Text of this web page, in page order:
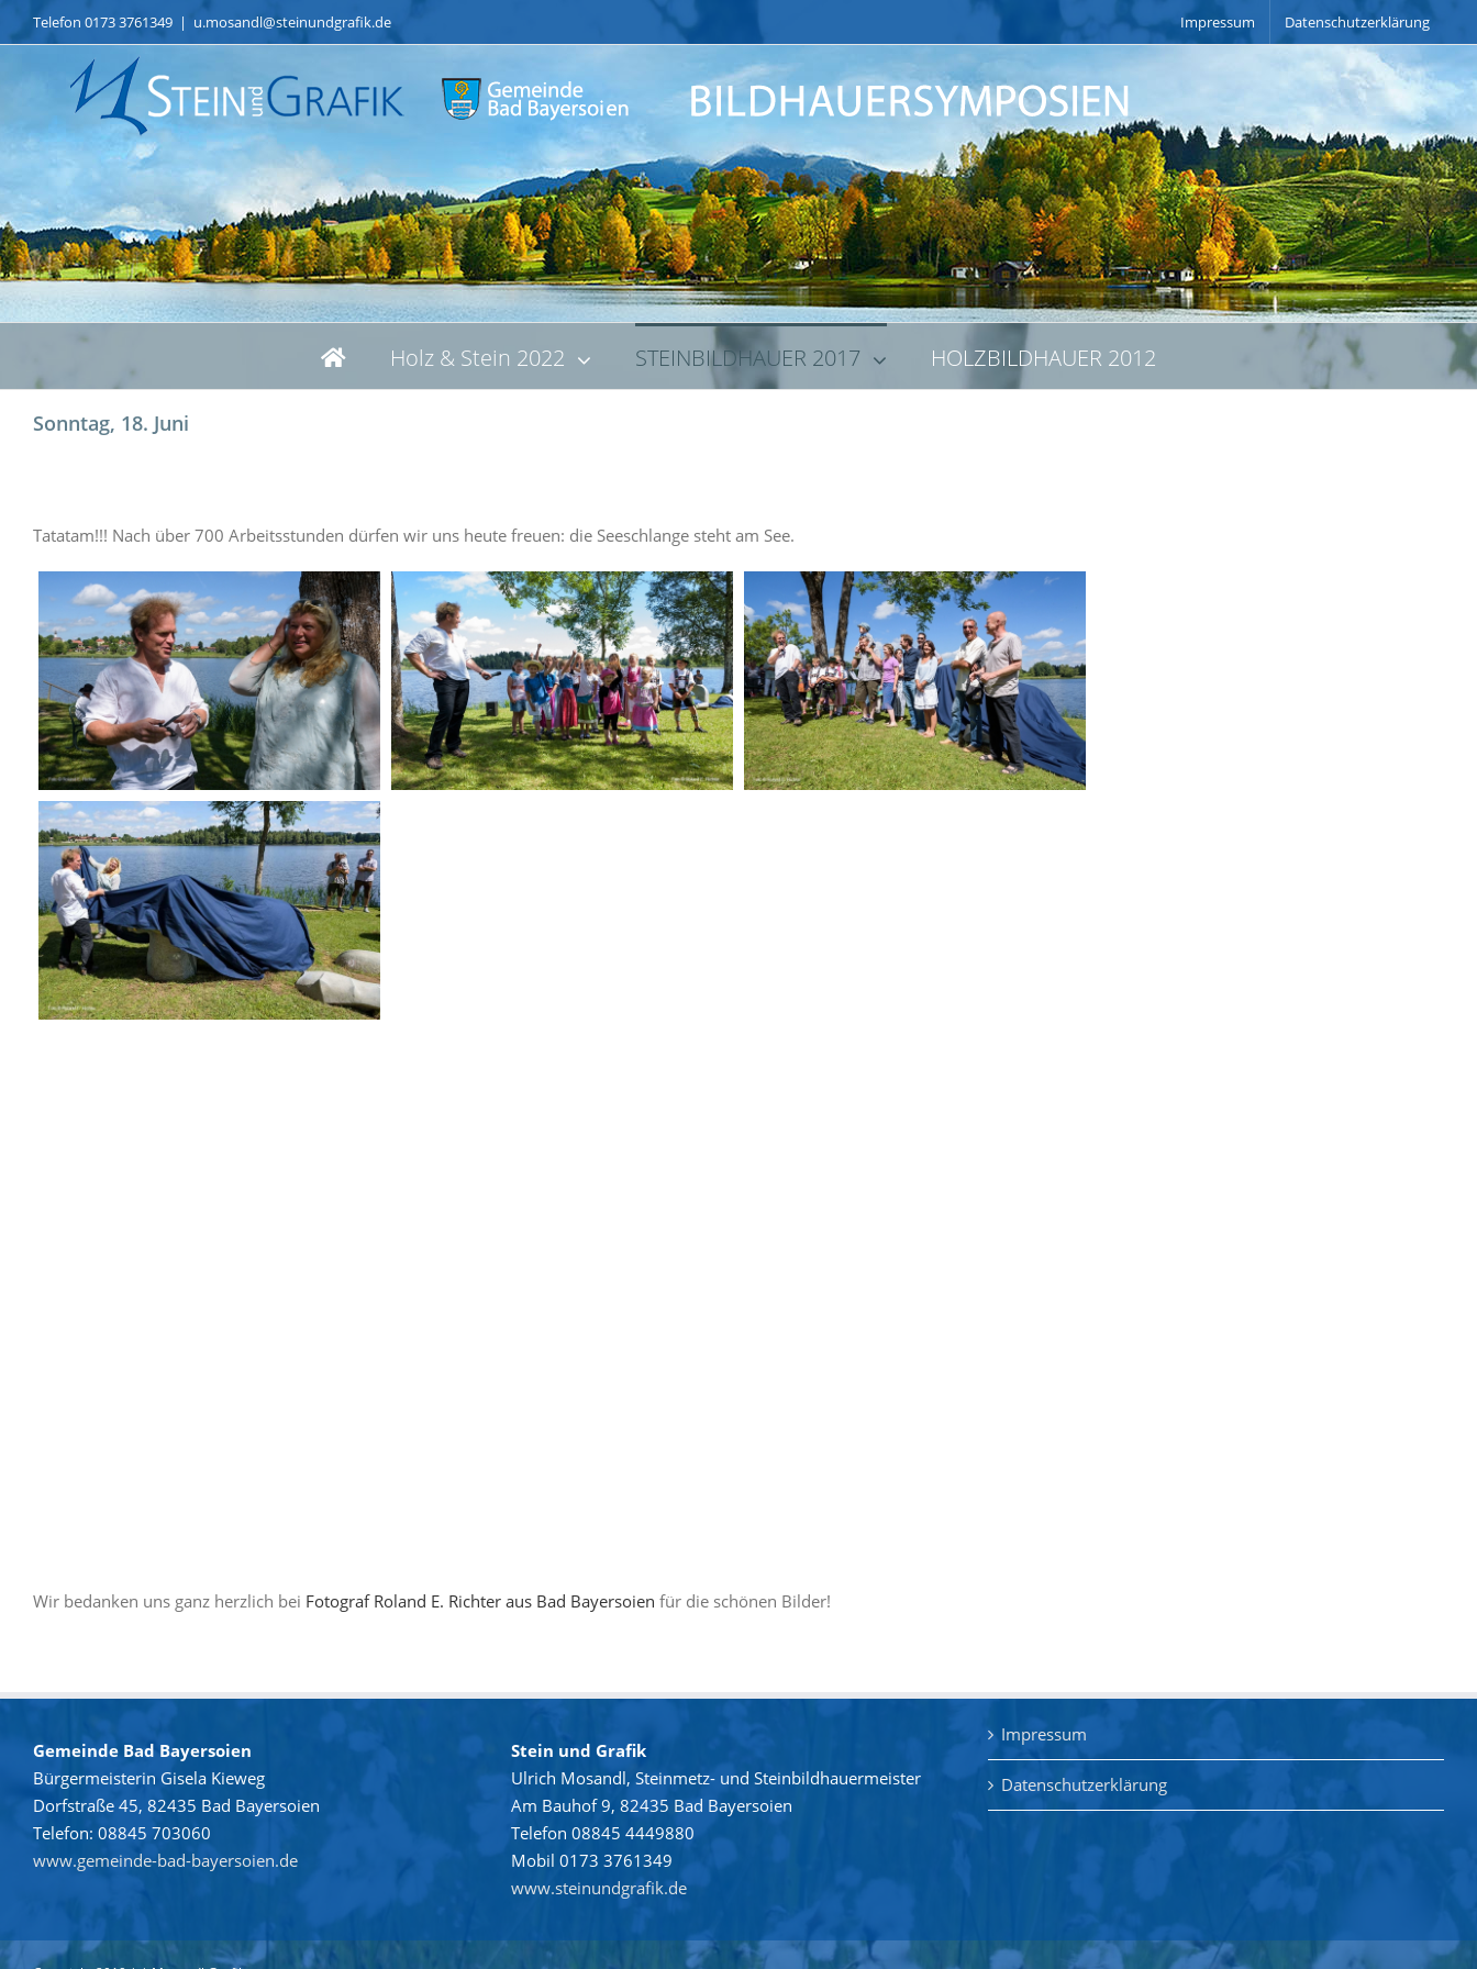
to
Telefon 0173 3761349 | u.mosandl@steinundgrafik.de Impressum Datenschutzerklärung
Holz & Stein 2022 STEINBILDHAUER 2017 HOLZBILDHAUER 2012
Sonntag, 18. Juni
Tatatam!!! Nach über 700 Arbeitsstunden dürfen wir uns heute freuen: die Seeschlange steht am See.
Wir bedanken uns ganz herzlich bei Fotograf Roland E. Richter aus Bad Bayersoien für die schönen Bilder!
Gemeinde Bad Bayersoien
Bürgermeisterin Gisela Kieweg
Dorfstraße 45, 82435 Bad Bayersoien
Telefon: 08845 703060
www.gemeinde-bad-bayersoien.de
Stein und Grafik
Ulrich Mosandl, Steinmetz- und Steinbildhauermeister
Am Bauhof 9, 82435 Bad Bayersoien
Telefon 08845 4449880
Mobil 0173 3761349
www.steinundgrafik.de
Impressum
Datenschutzerklärung